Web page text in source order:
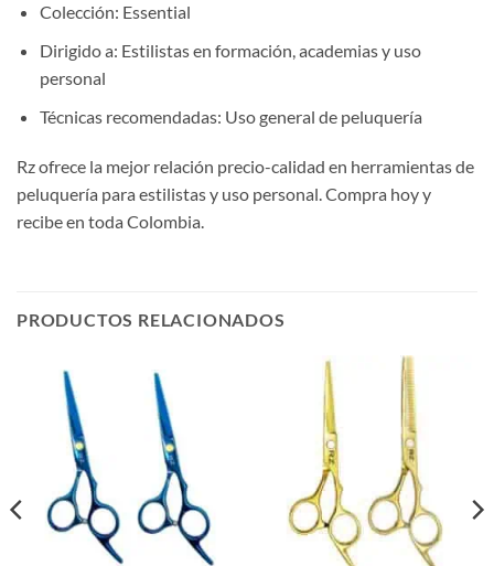
Colección: Essential
Dirigido a: Estilistas en formación, academias y uso
personal
Técnicas recomendadas: Uso general de peluquería
Rz ofrece la mejor relación precio-calidad en herramientas de
peluquería para estilistas y uso personal. Compra hoy y
recibe en toda Colombia.
PRODUCTOS RELACIONADOS